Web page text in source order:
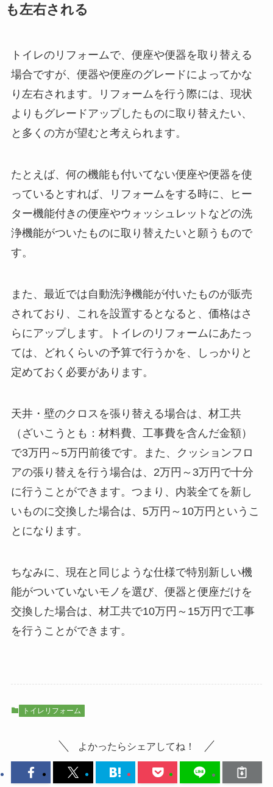
も左右される
トイレのリフォームで、便座や便器を取り替える
場合ですが、便器や便座のグレードによってかな
り左右されます。リフォームを行う際には、現状
よりもグレードアップしたものに取り替えたい、
と多くの方が望むと考えられます。
たとえば、何の機能も付いてない便座や便器を使
っているとすれば、リフォームをする時に、ヒー
ター機能付きの便座やウォッシュレットなどの洗
浄機能がついたものに取り替えたいと願うもので
す。
また、最近では自動洗浄機能が付いたものが販売
されており、これを設置するとなると、価格はさ
らにアップします。トイレのリフォームにあたっ
ては、どれくらいの予算で行うかを、しっかりと
定めておく必要があります。
天井・壁のクロスを張り替える場合は、材工共
（ざいこうとも：材料費、工事費を含んだ金額）
で3万円～5万円前後です。また、クッションフロ
アの張り替えを行う場合は、2万円～3万円で十分
に行うことができます。つまり、内装全てを新し
いものに交換した場合は、5万円～10万円というこ
とになります。
ちなみに、現在と同じような仕様で特別新しい機
能がついていないモノを選び、便器と便座だけを
交換した場合は、材工共で10万円～15万円で工事
を行うことができます。
トイレリフォーム
よかったらシェアしてね！